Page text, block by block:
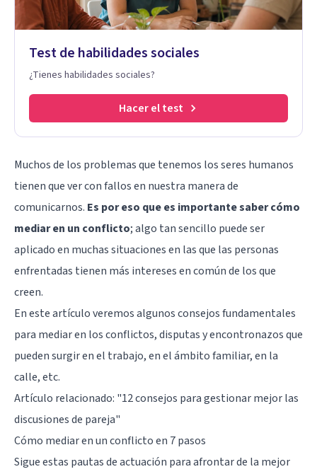
Test de habilidades sociales
¿Tienes habilidades sociales?
Hacer el test
Muchos de los problemas que tenemos los seres humanos
tienen que ver con fallos en nuestra manera de
comunicarnos. Es por eso que es importante saber cómo
mediar en un conflicto; algo tan sencillo puede ser
aplicado en muchas situaciones en las que las personas
enfrentadas tienen más intereses en común de los que
creen.
En este artículo veremos algunos consejos fundamentales
para mediar en los conflictos, disputas y encontronazos que
pueden surgir en el trabajo, en el ámbito familiar, en la
calle, etc.
Artículo relacionado: "12 consejos para gestionar mejor las
discusiones de pareja"
Cómo mediar en un conflicto en 7 pasos
Sigue estas pautas de actuación para afrontar de la mejor